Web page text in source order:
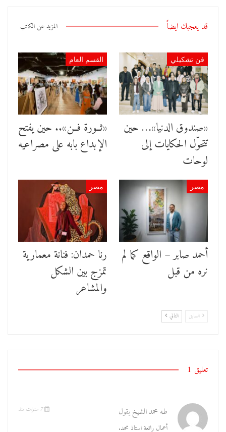
قد يعجبك ايضاً المزيد عن الكاتب
فن تشكيلي
«صندوق الدنيا»… حين
تتحوّل الحكايات إلى
لوحات
القسم العام
«ثــورة فــن».. حين يفتح
الإبداع بابه على مصراعيه
مصر
أحمد صابر – الواقع كما لم
نره من قبل
مصر
رنا حمدان: فنانة معمارية
تمزج بين الشكل
والمشاعر
السابق التالي
تعليق 1
طه محمد الشيخيقول 7 سنوات منذ
أعمال رائعة استاذ محمد.